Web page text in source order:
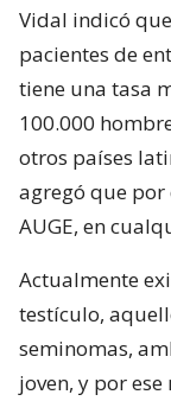
Vidal indicó
pacientes de
tiene una tasa
100.000
otros países
agregó que por
AUGE, en
Actualmente
testículo,
seminomas,
joven, y por